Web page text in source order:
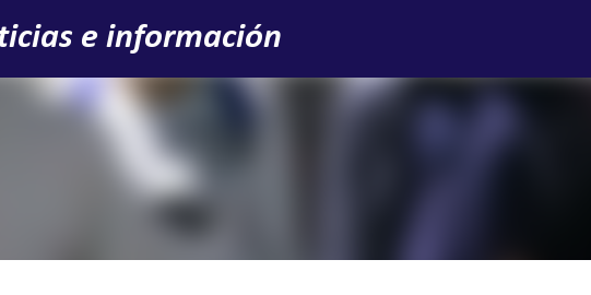
Ir al contenido principal
e información